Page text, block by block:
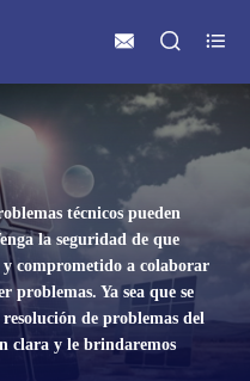
  
técnicos pueden
la seguridad de que
y comprometido a colaborar
problemas. Ya sea que se
de problemas del
clara y le brindaremos